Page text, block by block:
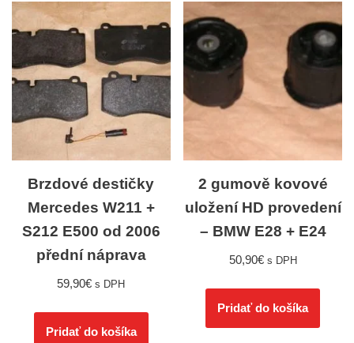
Brzdové destičky
Mercedes W211 +
S212 E500 od 2006
přední náprava
59,90€ s DPH
Pridať do košíka
2 gumově kovové
uložení HD provedení
– BMW E28 + E24
50,90€ s DPH
Pridať do košíka